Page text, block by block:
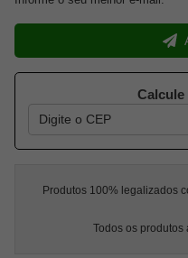
Calcule
Produtos 100% legalizados
Todos os produtos